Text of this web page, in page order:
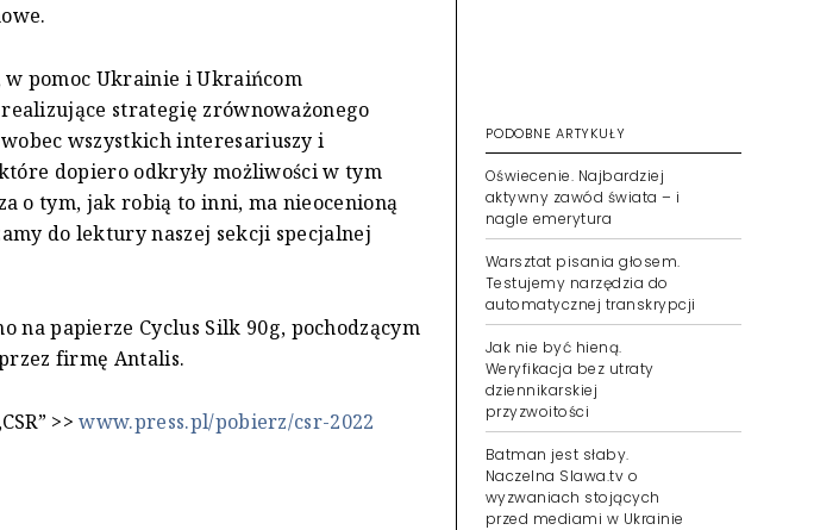
w pomoc Ukrainie i Ukraińcom
strategię zrównoważonego
wszystkich interesariuszy i
dopiero odkryły możliwości w tym
o tym, jak robią to inni, ma nieocenioną
do lektury naszej sekcji specjalnej
papierze Cyclus Silk 90g, pochodzącym
firmę Antalis.
>>www.press.pl/pobierz/csr-2022
PODOBNE ARTYKUŁY
Oświecenie. Najbardziej
aktywny zawód świata – i
nagle emerytura
Warsztat pisania głosem.
Testujemy narzędzia do
automatycznej transkrypcji
Jak nie być hieną.
Weryfikacja bez utraty
dziennikarskiej
przyzwoitości
Batman jest słaby.
Naczelna Slawa.tv o
wyzwaniach stojących
przed mediami w Ukrainie